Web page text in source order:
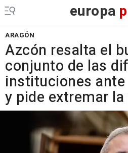
europa
ARAGÓN
Azcón resalta el
conjunto de las
instituciones
y pide extremar